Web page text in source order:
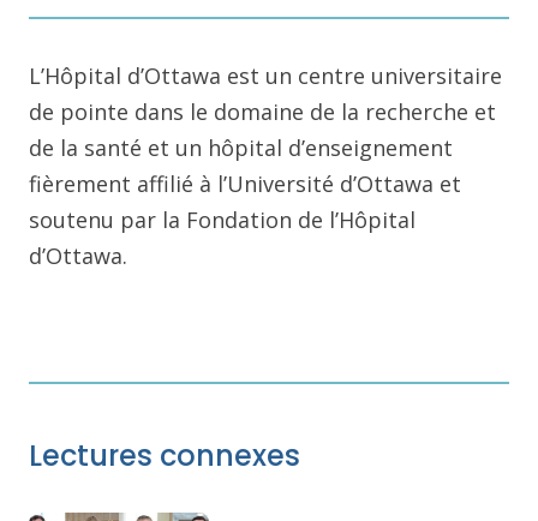
L’Hôpital d’Ottawa est un centre universitaire
de pointe dans le domaine de la recherche et
de la santé et un hôpital d’enseignement
fièrement affilié à l’Université d’Ottawa et
soutenu par la Fondation de l’Hôpital
d’Ottawa.
Lectures connexes